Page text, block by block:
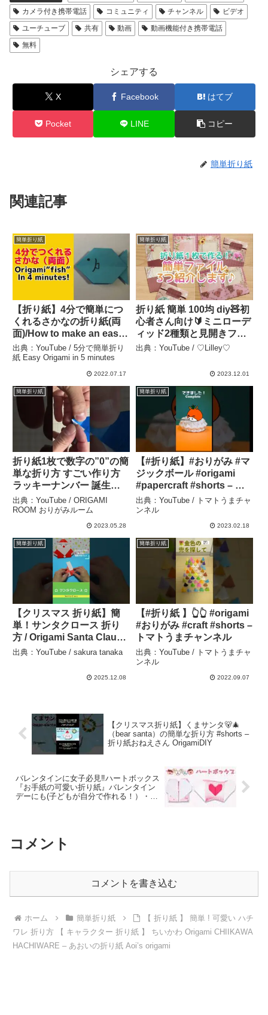
カメラ付き携帯電話
コミュニティ チャンネル
ビデオ
ユーチューブ
共有 動画
動画機能付き携帯電話
無料
シェアする
X Facebook はてブ
Pocket LINE コピー
簡単折り紙
関連記事
簡単折り紙
【折り紙】4分で簡単につ
くれるさかなの折り紙(両
面)/How to make an easy
origami “fish” (In 4
minutes !) – 5分で簡単折
り紙 Easy Origami in 5
出典：YouTube / 5分で簡単折り
紙 Easy Origami in 5 minutes
2022.07.17
簡単折り紙
折り紙 簡単 100均 diy🧸初
心者さん向け🔰ミニローデ
ィッド2種類と見開きファ
イル作り♪origami Loaded
easy handmade –
出典：YouTube / ♡Lilley♡
2023.12.01
簡単折り紙
折り紙1枚で数字の”0”の簡
単な折り方 すごい作り方
ラッキーナンバー 誕生日
記念日のプレゼントにおす
すめ 1 2 3 4 5 6 7 8 9 0
#shorts – ORIGAMI
出典：YouTube / ORIGAMI
ROOM おりがみルーム
2023.05.28
簡単折り紙
【#折り紙】#おりがみ #マ
ジックボール #origami
#papercraft #shorts – ト
マトうまチャンネル
出典：YouTube / トマトうまチャ
ンネル
2023.02.18
簡単折り紙
【クリスマス 折り紙】簡
単！サンタクロース 折り
方 / Origami Santa Claus
#shorts #折り紙 #origami
出典：YouTube / sakura tanaka
2025.12.08
簡単折り紙
【#折り紙 】👆👆 #origami
#おりがみ #craft #shorts –
トマトうまチャンネル
出典：YouTube / トマトうまチャ
ンネル
2022.09.07
【クリスマス折り紙】くまサンタ🐻🎄
（bear santa）の簡単な折り方 #shorts –
折り紙おねえさん OrigamiDIY
バレンタインに女子必見‼︎ハートボックス
『お手紙の可愛い折り紙』バレンタイン
デーにも(子どもが自分で作れる！）・
コメント
コメントを書き込む
ホーム 簡単折り紙
【 折り紙 】 簡単 ! 可愛い ハチ
ワレ 折り方 【 キャラクター 折り紙 】 ちいかわ Origami CHIIKAWA
HACHIWARE – あおいの折り紙 Aoi’s origami